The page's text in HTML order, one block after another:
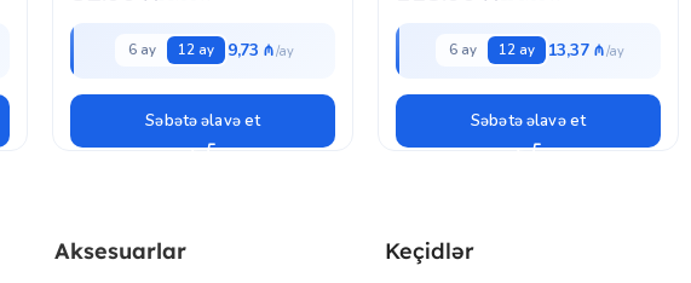
6 ay 12 ay 9,73 ₼
Səbətə əlavə et
6 ay 12 ay 13,37 ₼
Səbətə əlavə et
Aksesuarlar Keçidlər